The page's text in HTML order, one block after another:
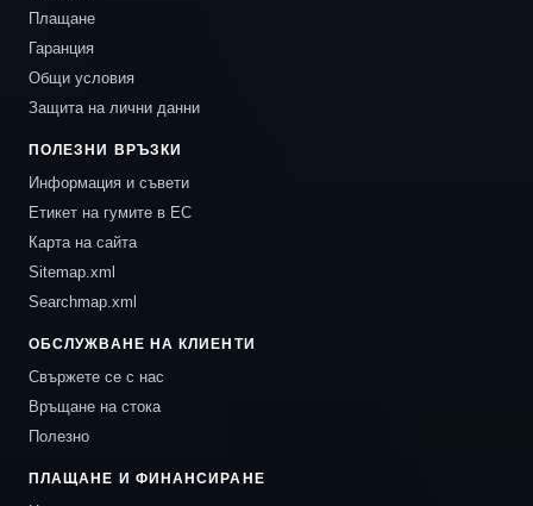
Плащане
Гаранция
Общи условия
Защита на лични данни
ПОЛЕЗНИ ВРЪЗКИ
Информация и съвети
Етикет на гумите в ЕС
Карта на сайта
Sitemap.xml
Searchmap.xml
ОБСЛУЖВАНЕ НА КЛИЕНТИ
Свържете се с нас
Връщане на стока
Полезно
ПЛАЩАНЕ И ФИНАНСИРАНЕ